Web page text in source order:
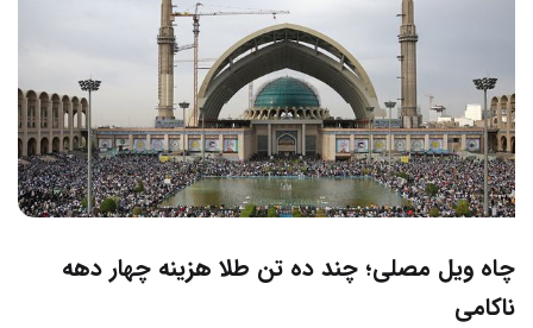
چاه ویل مصلی؛ چند ده تن طلا هزینه چهار دهه
ناکامی